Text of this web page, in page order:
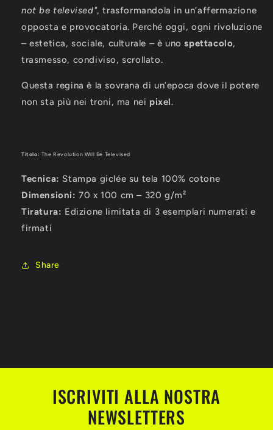
not be televised", trasformandola in un’affermazione
opposta e provocatoria. Perché oggi, ogni rivoluzione
– estetica, sociale, culturale – è unospettacolo,
trasmesso, condiviso, scrollato.
Questa regina è la sovrana di un’epoca dove il potere
non sta più nei troni, ma nei pixel.
Titolo: The Revolution Will Be Televised
Tecnica: Stampa giclée su tela 100% cotone
Dimensioni: 70 x 100 cm – 320 g/m²
Tiratura: Edizione limitata di 3 esemplari numerati e
firmati
Share
ISCRIVITI ALLA NOSTRA
NEWSLETTERS